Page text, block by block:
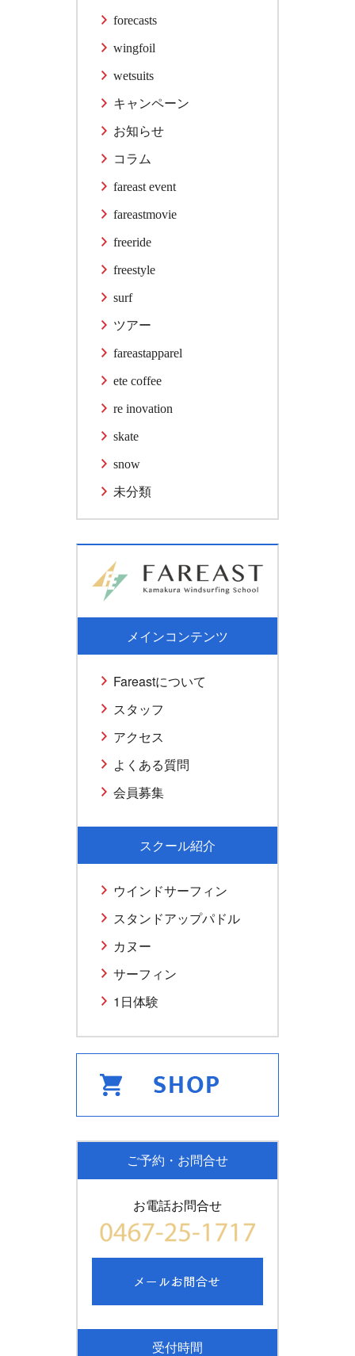
forecasts
wingfoil
wetsuits
キャンペーン
お知らせ
コラム
fareast event
fareastmovie
freeride
freestyle
surf
ツアー
fareastapparel
ete coffee
re inovation
skate
snow
未分類
メインコンテンツ
Fareastについて
スタッフ
アクセス
よくある質問
会員募集
スクール紹介
ウインドサーフィン
スタンドアップパドル
カヌー
サーフィン
1日体験
ご予約・お問合せ
お電話お問合せ
受付時間